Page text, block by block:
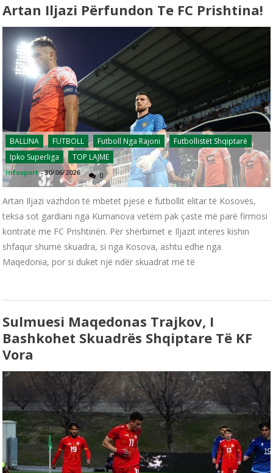
Artan Iljazi Përfundon Te FC Prishtina!
BALLINA FUTBOLL Futboll Nga Rajoni
Futbollistët Shqiptarë
Ipko Superliga
TOP LAJME
infosport -30/06/2026 0
Artan Iljazi vazhdon të mbetet pjesë e futbollit elitar të Kosovës,
teksa sot gardiani nga Kumanova vetëm pak çaste më parë firmosi
kontratë me FC Prishtinën. Për shërbimet e Iljazit interes kishin
shfaqur shumë skuadra, si nga Kosova, ashtu edhe nga
Maqedonia, por si duket një ndër skuadrat më të
Sulmuesi Maqedonas Trajkov, I
Bashkohet Skuadrës Shqiptare Të KF
Vora